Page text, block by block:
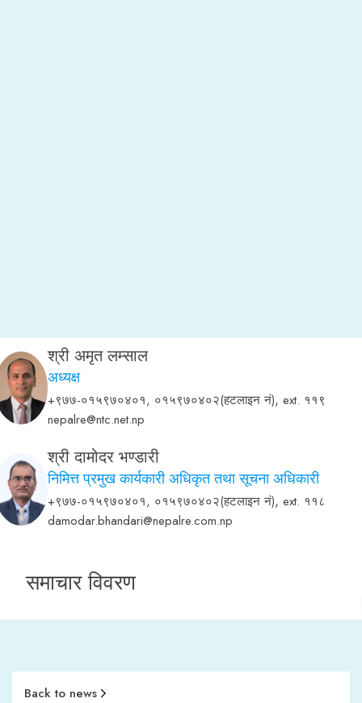
श्री अमृत लम्साल
अध्यक्ष
+९७७-०१५९७०४०१, ०१५९७०४०२(हटलाइन नं),ext. ११९
nepalre@ntc.net.np
श्री दामोदर भण्डारी
निमित्त प्रमुख कार्यकारी अधिकृत तथा सूचना अधिकारी
+९७७-०१५९७०४०१, ०१५९७०४०२(हटलाइन नं),ext. ११८
damodar.bhandari@nepalre.com.np
समाचार विवरण
Back to news